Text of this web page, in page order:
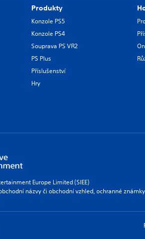
Produkty
Konzole PS5
Konzole PS4
Souprava PS VR2
PS Plus
Příslušenství
Hry
Europe Limited (SIEE)
názvy či obchodní vzhled, ochranné